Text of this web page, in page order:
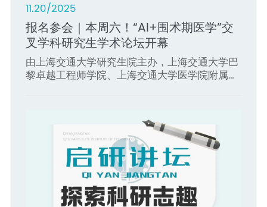
11.20/2025
报名参会｜本周六！“AI+围术期医学”交
叉学科研究生学术论坛开幕
由上海交通大学研究生院主办，上海交通大学巴
黎卓越工程师学院、上海交通大学医学院附属第
通大学2025年交叉学科研究生学术论坛“健康中
国·智享未来”主题的分论坛之一，旨在搭建优质
的医工交叉平台，促进思想碰撞与学术创新，探
索AI赋能围术期医学的新路径。
05.27/2025
巴院学子在美国大学生数学建模竞赛
（MCM/ICM）中获得特等奖提名奖两项
近日，美国大学生数学建模竞赛（MCM/ICM）
正式公布2025年获奖名单。 本届比赛吸引了来
的队伍表现优异、再续辉煌，荣获包括特等奖提
名奖（F奖）、一等奖（M奖）在内的20余项奖
项，充分展现了扎实的数理基础、卓越的创新能
力与国际竞争力。
10.19/2024
首获金奖！中法学子在中国国际大学生创
新大赛中创佳绩
黄浦江畔，创新潮涌。2024年10月12日至15日，
中国国际大学生创新大赛（2024）总决赛在上
金奖1项、银奖3项、铜奖1项，实现了学院高水平
科创赛事的新突破！
08.24/2024
RoboMaster｜我院学子助力上海交大战
队夺取历史首个“三冠王”！
上海交通大学云汉交龙战队一路披荆斩棘、所向
披靡,,以全胜的优异战绩继2021、2023年之后,再
06.06/2024
特等奖+1，上海交大仅三项！我院学子在
美国大学生数学建模竞赛中再传捷报！
近日，第40届美国国际大学生数学建模竞赛
(COMAP's Mathematical Contest in
共有51位同学从全球20多个国家和地区的28912
支队伍中脱颖而出，成绩瞩目。其中范存心、汪
皓楠、张可团队获特等奖（Outstanding，O
与美国工业和应用数学学会特别奖（SIAM
上海交大今年在美赛中获得特等奖三
。学院另有5人斩获 特等奖提名（Finalist），